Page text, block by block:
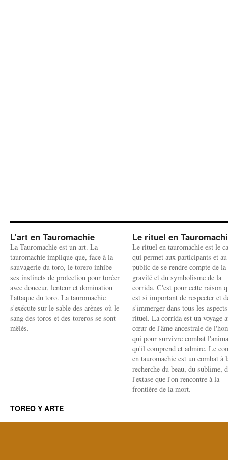
L’art en Tauromachie
La Tauromachie est un art. La
tauromachie implique que, face à la
sauvagerie du toro, le torero inhibe
ses instincts de protection pour toréer
avec douceur, lenteur et domination
l'attaque du toro. La tauromachie
s'exécute sur le sable des arènes où le
sang des toros et des toreros se sont
mêlés.
Le rituel en
Le rituel en tauromachie est le
qui permet aux participants et au
public de se rendre compte de la
gravité et du symbolisme de la
corrida. C'est pour cette raison
est si important de respecter et
s'immerger dans tous les
rituel. La corrida est un voyage
cœur de l'âme ancestrale de
qui pour survivre combat
qu'il comprend et admire. Le
en tauromachie est un combat à
recherche du beau, du sublime,
l'extase que l'on rencontre à la
frontière de la mort.
TOREO Y ARTE